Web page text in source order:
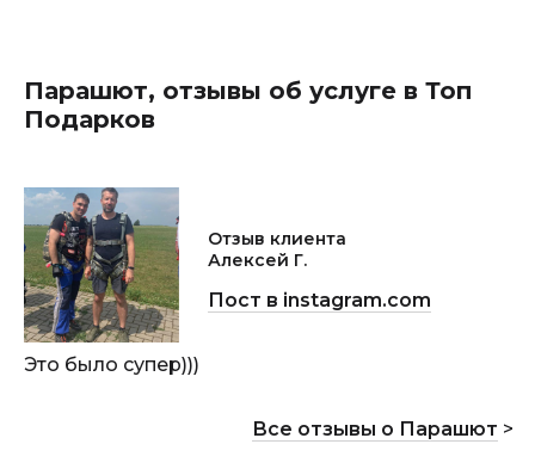
Парашют, отзывы об услуге в Топ
Подарков
Отзыв клиента
Алексей Г.
Пост в instagram.com
Это было супер)))
Все отзывы о Парашют >